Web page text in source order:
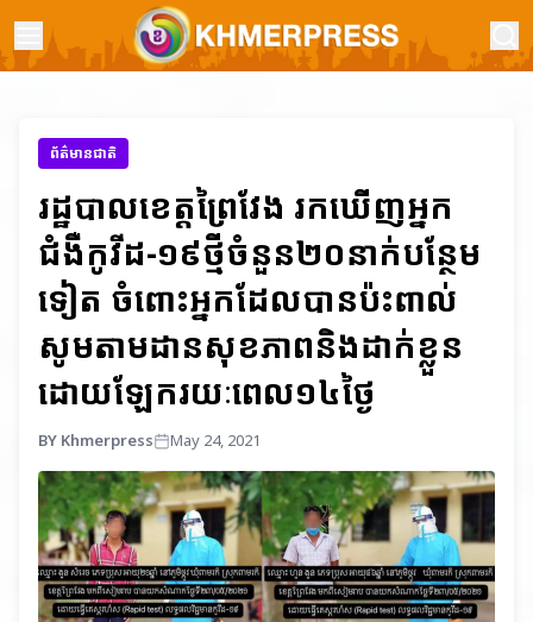
ព័ត៌មានជាតិ
រដ្ឋបាលខេត្តព្រៃវែង រកឃើញអ្នក
ជំងឺកូវីដ-១៩ថ្មីចំនួន២០នាក់បន្ថែម
ទៀត ចំពោះអ្នកដែលបានប៉ះពាល់
សូមតាមដានសុខភាពនិងដាក់ខ្លួន
ដោយឡែករយៈពេល១៤ថ្ងៃ
BY Khmerpress May 24, 2021